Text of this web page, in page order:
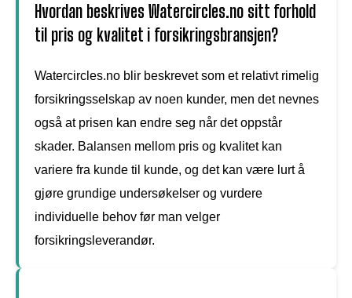
Hvordan beskrives Watercircles.no sitt forhold
til pris og kvalitet i forsikringsbransjen?
Watercircles.no blir beskrevet som et relativt rimelig
forsikringsselskap av noen kunder, men det nevnes
også at prisen kan endre seg når det oppstår
skader. Balansen mellom pris og kvalitet kan
variere fra kunde til kunde, og det kan være lurt å
gjøre grundige undersøkelser og vurdere
individuelle behov før man velger
forsikringsleverandør.